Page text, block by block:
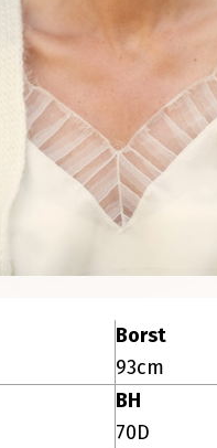
Borst
93cm
BH
70D